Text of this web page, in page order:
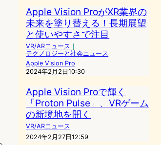
Apple Vision ProがXR業界の
未来を塗り替える！長期展望
と使いやすさで注目
VR/ARニュース ｜
テクノロジーと社会ニュース
Apple Vision Pro
2024年2月2日10:30
Apple Vision Proで輝く
「Proton Pulse」、VRゲーム
の新境地を開く
VR/ARニュース
2024年2月27日12:59